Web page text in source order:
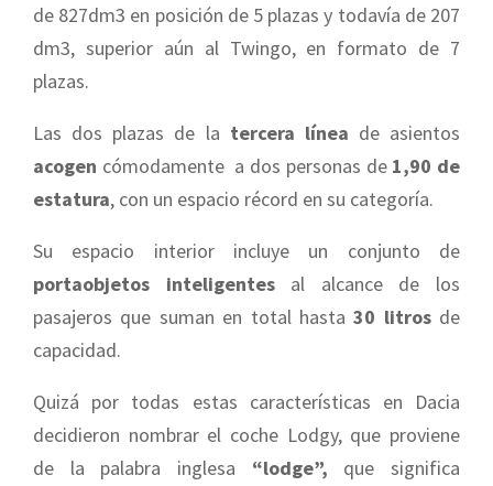
de 827dm3 en posición de 5 plazas y todavía de 207
dm3, superior aún al Twingo, en formato de 7
plazas.
Las dos plazas de la tercera línea de asientos
acogen cómodamente a dos personas de 1,90 de
estatura, con un espacio récord en su categoría.
Su espacio interior incluye un conjunto de
portaobjetos inteligentesal alcance de los
pasajeros que suman en total hasta30 litrosde
capacidad.
Quizá por todas estas características en Dacia
decidieron nombrar el coche Lodgy, que proviene
de la palabra inglesa “lodge”, que significa